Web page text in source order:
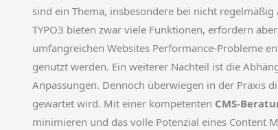
sind ein Thema, insbesondere bei nicht
TYPO3 bieten zwar viele Funktionen, erfordern
umfangreichen Websites Performance-Probleme
genutzt werden. Ein weiterer Nachteil ist die
Anpassungen. Dennoch überwiegen in der Praxis
gewartet wird. Mit einer kompetenten CMS-
minimieren und das volle Potenzial eines Content